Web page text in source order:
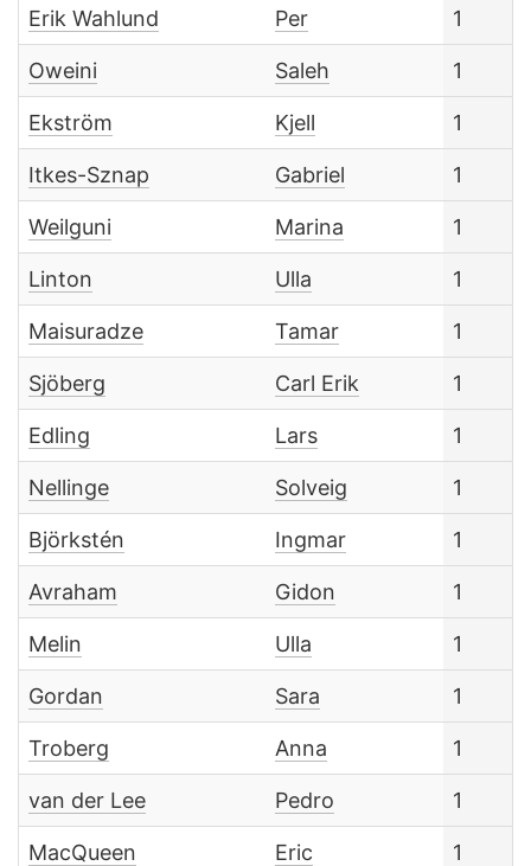
Erik Wahlund Per 1
Oweini Saleh 1
Ekström Kjell 1
Itkes-Sznap Gabriel 1
Weilguni Marina 1
Linton Ulla 1
Maisuradze Tamar 1
Sjöberg Carl Erik 1
Edling Lars 1
Nellinge Solveig 1
Björkstén Ingmar 1
Avraham Gidon 1
Melin Ulla 1
Gordan Sara 1
Troberg Anna 1
van der Lee Pedro 1
MacQueen Eric 1